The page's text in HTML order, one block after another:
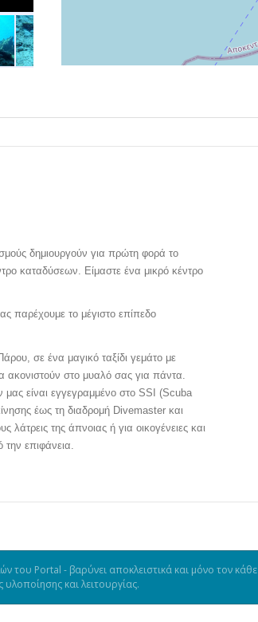
δημιουργούν για πρώτη φορά το
καταδύσεων. Είμαστε ένα μικρό κέντρο
παρέχουμε το μέγιστο επίπεδο
σε ένα μαγικό ταξίδι γεμάτο με
ακονιστούν στο μυαλό σας για πάντα.
είναι εγγεγραμμένο στο SSI (Scuba
έως τη διαδρομή Divemaster και
της άπνοιας ή για οικογένειες και
επιφάνεια.
του Portal - βαρύνει αποκλειστικά και μόνο τον κάθε
και λειτουργίας.